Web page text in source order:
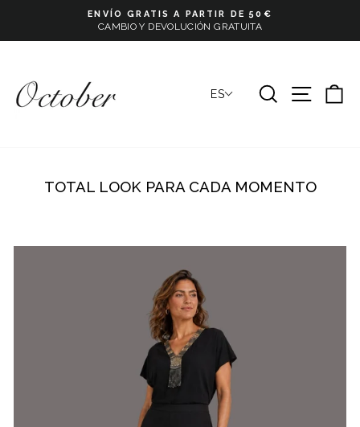
al
Pause
ENVÍO GRATIS A PARTIR DE 50€
CAMBIO Y DEVOLUCIÓN GRATUITA
ES BUSCAR
TOTAL LOOK PARA CADA MOMENTO